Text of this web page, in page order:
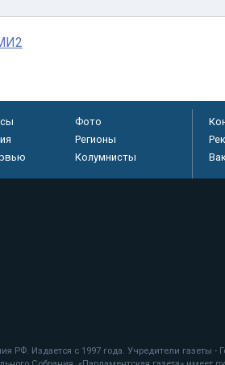
Фото
Регионы
Колумнисты
РФ. Издается с 1997 года. Учредители